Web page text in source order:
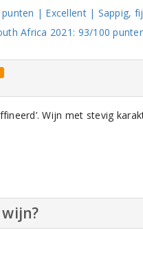
| Excellent | Sappig,
Africa 2021: 93/100
Wijn met stevig